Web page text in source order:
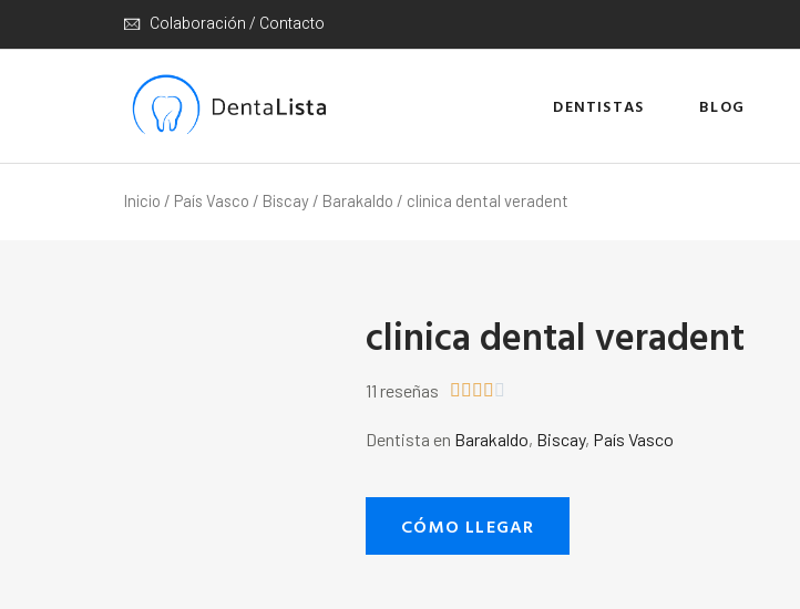
Colaboración / Contacto
DENTISTAS BLOG
Inicio / País Vasco / Biscay / Barakaldo / clinica dental veradent
clinica dental veradent
11 reseñas     
Dentista en Barakaldo, Biscay, País Vasco
CÓMO LLEGAR